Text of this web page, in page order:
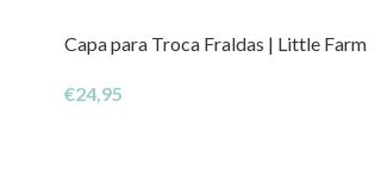
Capa para Troca Fraldas | Little Farm
€24,95